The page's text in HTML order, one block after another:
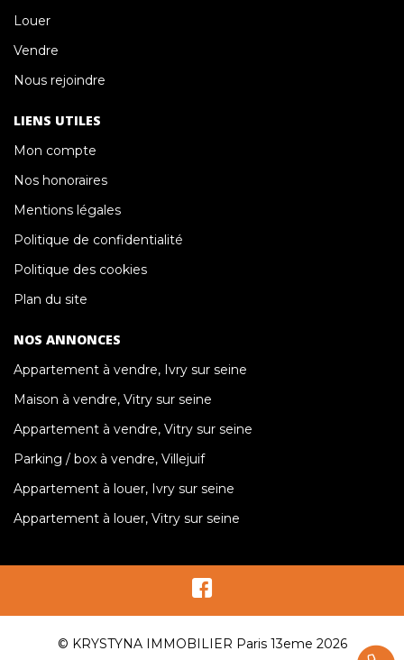
Louer
Vendre
Nous rejoindre
LIENS UTILES
Mon compte
Nos honoraires
Mentions légales
Politique de confidentialité
Politique des cookies
Plan du site
NOS ANNONCES
Appartement à vendre, Ivry sur seine
Maison à vendre, Vitry sur seine
Appartement à vendre, Vitry sur seine
Parking / box à vendre, Villejuif
Appartement à louer, Ivry sur seine
Appartement à louer, Vitry sur seine
© KRYSTYNA IMMOBILIER Paris 13eme 2026